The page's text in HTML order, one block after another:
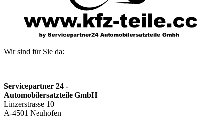
Wir sind für Sie da:
Servicepartner 24 -
Automobilersatzteile GmbH
Linzerstrasse 10
A-4501 Neuhofen